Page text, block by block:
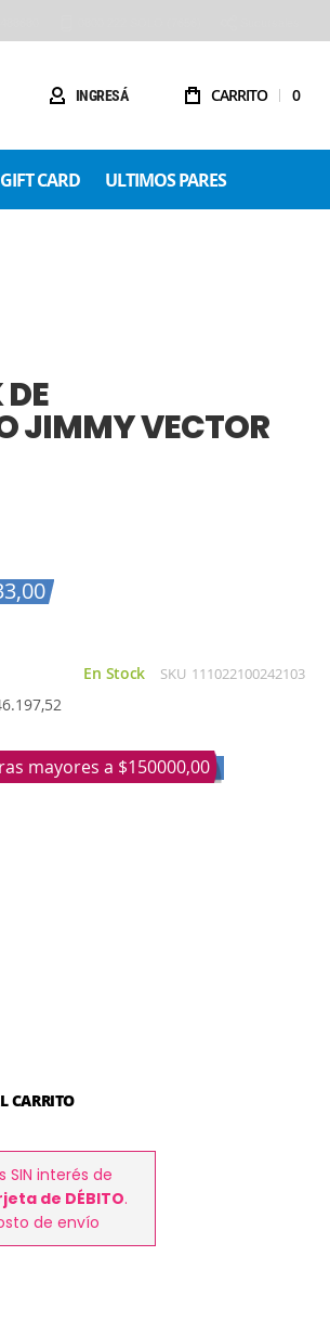
INGRESÁ CARRITO 0
GIFT CARD ULTIMOS PARES
JIMMY VECTOR
En Stock SKU 111022100242103
mayores a $150000,00
CARRITO
SIN interés de
de DÉBITO.
de envío